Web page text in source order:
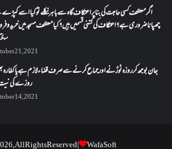
اگر معتکف کسی حاجت کی بنا پر اعتکاف گاہ سے باہر نکلے تو کیا اسے
چھپانا ضروری ہے؟اعتکاف کی کتنی قسمیں ہیں؟کیا معتکف مسجد میں خرید و
21, 2021
جان بوجھ کر روزہ ٹوڑنے اور جماع کرنے سے صرف قضاء لازم ہے یا کفارہ
روزے کی
14, 2021
All Rights Reserved | WafaSoft